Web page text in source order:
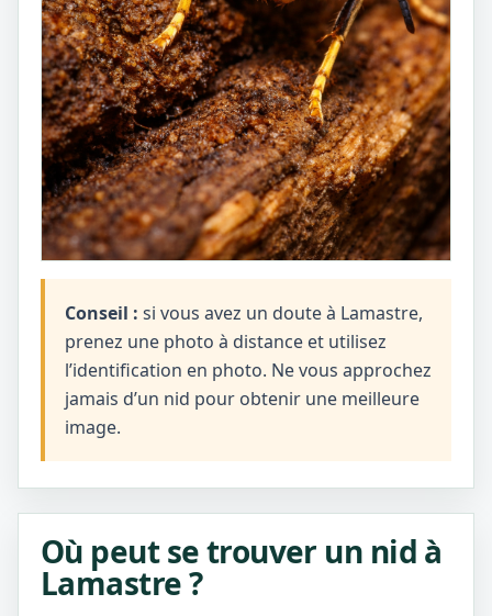
Conseil : si vous avez un doute à Lamastre,
prenez une photo à distance et utilisez
l’identification en photo. Ne vous approchez
jamais d’un nid pour obtenir une meilleure
image.
Où peut se trouver un nid à
Lamastre ?